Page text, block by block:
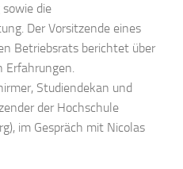
die
Der Vorsitzende eines
Betriebsrats berichtet über
Erfahrungen.
Studiendekan und
der Hochschule
im Gespräch mit Nicolas